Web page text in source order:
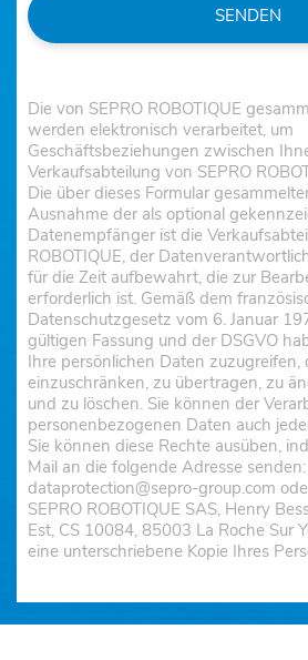
SENDEN
Die von SEPRO ROBOTIQUE
werden elektronisch verarbeitet, um
Geschäftsbeziehungen zwischen
Verkaufsabteilung von SEPRO
Die über dieses Formular
Ausnahme der als optional
Datenempfänger ist die
ROBOTIQUE, der
für die Zeit aufbewahrt, die zur
erforderlich ist. Gemäß dem
Datenschutzgesetz vom 6. Januar
gültigen Fassung und der DSGVO
Ihre persönlichen Daten zuzugreifen,
einzuschränken, zu übertragen, zu
und zu löschen. Sie können der
personenbezogenen Daten auch
Sie können diese Rechte ausüben,
Mail an die folgende Adresse senden:
dataprotection@sepro-group.com
SEPRO ROBOTIQUE SAS, Henry
Est, CS 10084, 85003 La Roche Sur
eine unterschriebene Kopie Ihres